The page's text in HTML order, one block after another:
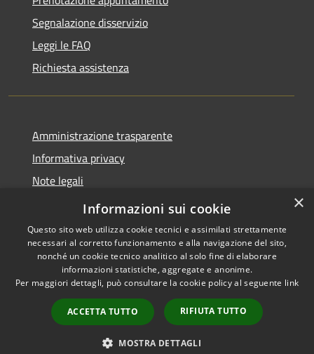
Segnalazione disservizio
Leggi le FAQ
Richiesta assistenza
Amministrazione trasparente
Informativa privacy
Note legali
Dichiarazione di accessibilità
Accessibilità
Copyright © 2026 • Comune di
Santo Stefano del Sole •
Powered byMunicipium
Accesso redazione
×
Informazioni sui cookie
Questo sito web utilizza cookie tecnici e assimilati strettamente
necessari al corretto funzionamento e alla navigazione del sito,
nonché un cookie tecnico analitico al solo fine di elaborare
informazioni statistiche, aggregate e anonime.
Per maggiori dettagli, può consultare la cookie policy al seguente link
ACCETTA TUTTO RIFIUTA TUTTO
MOSTRA DETTAGLI